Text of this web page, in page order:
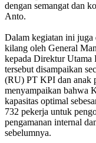
dengan semangat dan
Anto.
Dalam kegiatan ini juga
kilang oleh General
kepada Direktur Utama
tersebut disampaikan
(RU) PT KPI dan anak
menyampaikan bahwa
kapasitas optimal
732 pekerja untuk
pengamanan internal
sebelumnya.